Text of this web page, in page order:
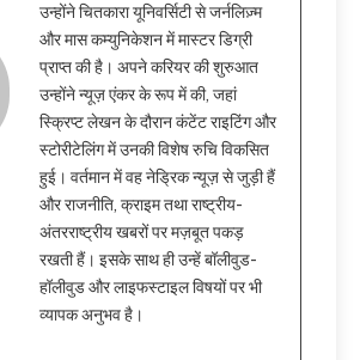
उन्होंने चितकारा यूनिवर्सिटी से जर्नलिज़्म
और मास कम्युनिकेशन में मास्टर डिग्री
प्राप्त की है। अपने करियर की शुरुआत
उन्होंने न्यूज़ एंकर के रूप में की, जहां
स्क्रिप्ट लेखन के दौरान कंटेंट राइटिंग और
स्टोरीटेलिंग में उनकी विशेष रुचि विकसित
हुई। वर्तमान में वह नेड्रिक न्यूज़ से जुड़ी हैं
और राजनीति, क्राइम तथा राष्ट्रीय-
अंतरराष्ट्रीय खबरों पर मज़बूत पकड़
रखती हैं। इसके साथ ही उन्हें बॉलीवुड-
हॉलीवुड और लाइफस्टाइल विषयों पर भी
व्यापक अनुभव है।